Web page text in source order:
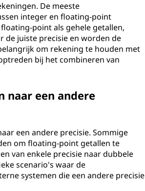
De meeste
integer en floating-point
point als gehele getallen,
juiste precisie en worden de
om rekening te houden met
bij het combineren van
naar een andere
een andere precisie. Sommige
om floating-point getallen te
van enkele precisie naar dubbele
scenario's waar de
systemen die een andere precisie